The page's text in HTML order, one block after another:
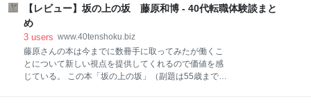
ました。 警察官を辞めた後は、地元のパチンコ屋で正
社員として５年ほどお世話になり、その会社が経営不
振で倒産すると、その後は施設警備、ビルメンテナン
ス、高速道
する人は人事評価ではなくて大所高所からビジネスを
マネジメントする力が出世に必要となる。 逆に言う
と、そこまではパーツとしての能力を磨く必要があ
る、ということでここでは人事評価は気にせざるを得
ないということになりそう。 私は残念ながら今は管理
職にもなっていないので、対象読者とは言えないかも
【レビュー】坂の上の坂 藤原和博 - 40代転職体験談まと
め
3 users www.40tenshoku.biz
藤原さんの本は今までに数冊手に取ってみたが働くこ
とについて新しい視点を提供してくれるので価値を感
じている。 この本「坂の上の坂」（副題は55歳までに